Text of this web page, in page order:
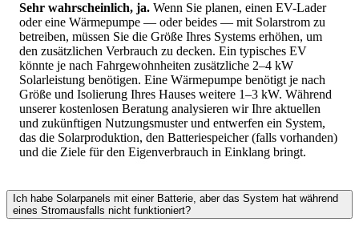
Sehr wahrscheinlich, ja. Wenn Sie planen, einen EV-Lader
oder eine Wärmepumpe — oder beides — mit Solarstrom zu
betreiben, müssen Sie die Größe Ihres Systems erhöhen, um
den zusätzlichen Verbrauch zu decken. Ein typisches EV
könnte je nach Fahrgewohnheiten zusätzliche 2–4 kW
Solarleistung benötigen. Eine Wärmepumpe benötigt je nach
Größe und Isolierung Ihres Hauses weitere 1–3 kW. Während
unserer kostenlosen Beratung analysieren wir Ihre aktuellen
und zukünftigen Nutzungsmuster und entwerfen ein System,
das die Solarproduktion, den Batteriespeicher (falls vorhanden)
und die Ziele für den Eigenverbrauch in Einklang bringt.
Ich habe Solarpanels mit einer Batterie, aber das System hat während
eines Stromausfalls nicht funktioniert?